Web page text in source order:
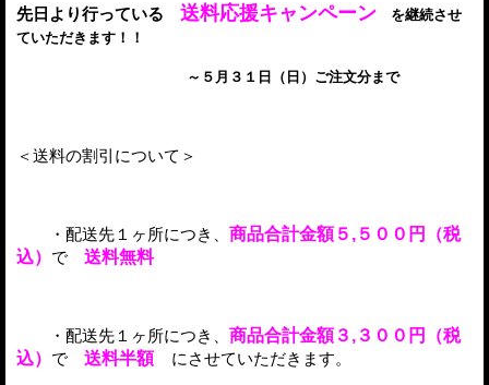
先日より行っている 送料応援キャンペーン を継続させ
ていただきます！！
～５月３１日（日） ご注文分まで
＜送料の割引について＞
・配送先１ヶ所につき、 商品合計金額５,５００円（税
込） で 送料無料
・配送先１ヶ所につき、 商品合計金額３,３００円（税
込） で 送料半額 にさせていただきます。